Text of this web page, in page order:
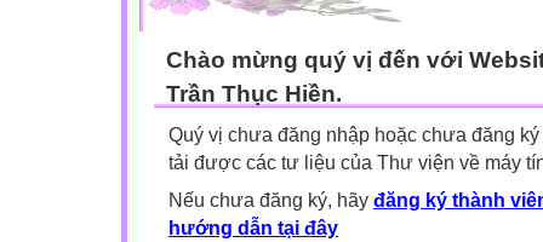
Chào mừng quý vị đến với
Trần Thục Hiền.
Quý vị chưa đăng nhập hoặc chưa đăng
tải được các tư liệu của Thư viện về máy
Nếu chưa đăng ký, hãy đăng ký thành
hướng dẫn tại đây